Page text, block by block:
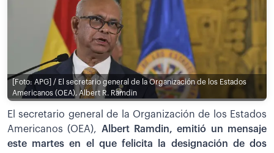
[Foto: APG] / El secretario general de la Organización de los Estados
Americanos (OEA), Albert R. Ramdin
El secretario general de la Organización de los Estados
Americanos (OEA), Albert Ramdin, emitió un mensaje
este martes en el que felicita la designación de dos